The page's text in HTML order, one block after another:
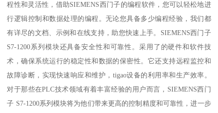
程性和灵活性，借助SIEMENS西门子的编程软件，您可以轻松地进
行逻辑控制和数据处理的编程。无论您具备多少编程经验，我们都
有详尽的文档、示例和在线支持，助您快速上手。SIEMENS西门子
S7-1200系列模块还具备安全性和可靠性。采用了的硬件和软件技
术，确保系统运行的稳定性和数据的保密性。它还支持远程监控和
故障诊断，实现快速响应和维护，tigao设备的利用率和生产效率。
对于那些在PLC技术领域有着丰富经验的用户而言，SIEMENS西门
子 S7-1200系列模块将为他们带来更高的控制精度和可靠性，进一步